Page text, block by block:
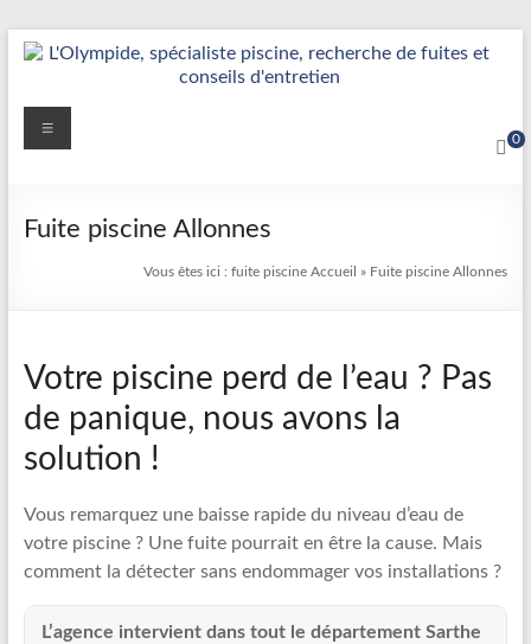
Aller
au
Détection
Réparation
Fuite
L’Olympide
—
Expert
France
Recherche
de
fuite
piscine
0
Menu
Fuite piscine Allonnes
Vous êtes ici : fuite piscineAccueil » Fuite piscine Allonnes
Votre piscine perd de l’eau ? Pas
de panique, nous avons la
solution !
Vous remarquez une baisse rapide du niveau d’eau de
votre piscine ? Une fuite pourrait en être la cause. Mais
comment la détecter sans endommager vos installations ?
L’agence intervient dans tout le département Sarthe